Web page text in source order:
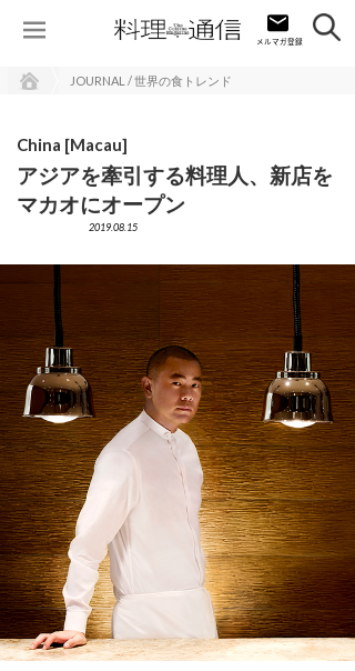
JOURNAL / 世界の食トレンド
China [Macau]
アジアを牽引する料理人、新店を
マカオにオープン
2019.08.15